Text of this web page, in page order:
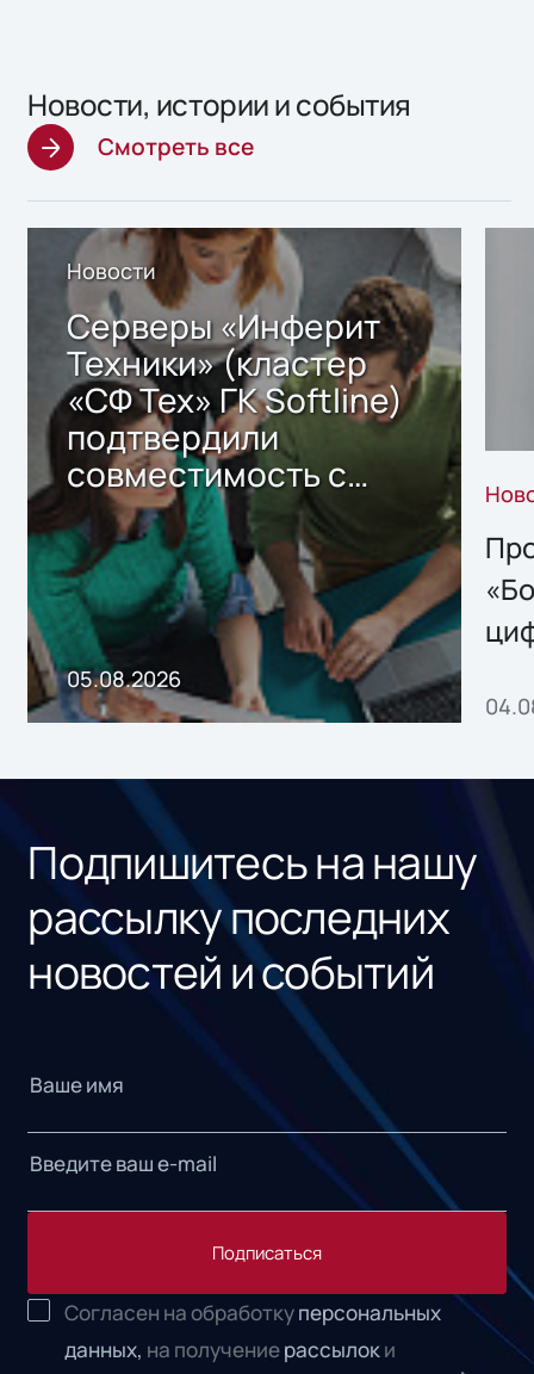
Новости, истории и события
Смотреть все
Новости
Серверы «Инферит
Техники» (кластер
«СФ Тех» ГК Softline)
подтвердили
совместимость с
решением Sharx
Storage 2.x для
хранения данных
05.08.2026
Подпишитесь на нашу
рассылку последних
новостей и событий
Подписаться
Согласен на обработкуперсональных
данных, на получениерассылоки